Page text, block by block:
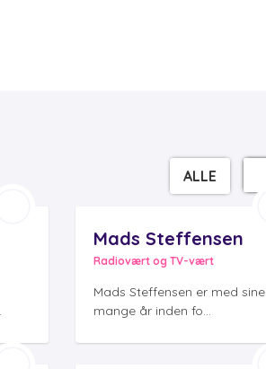
ALLE
Mads Steffensen
Radiovært og TV-vært
Mads Steffensen er med sine
mange år inden fo...